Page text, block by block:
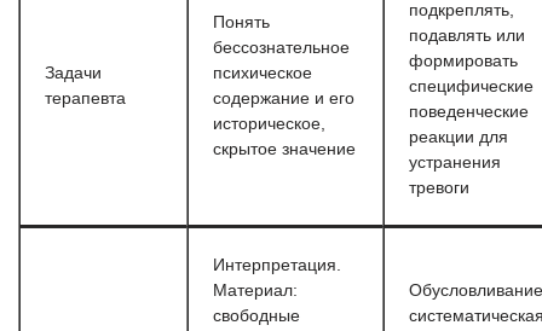
Задачи
терапевта
Понять
бессознательное
психическое
содержание и его
историческое,
скрытое значение
подкреплять,
подавлять или
формировать
специфические
поведенческие
реакции для
устранения
тревоги
Интерпретация.
Материал:
свободные
Обусловливание